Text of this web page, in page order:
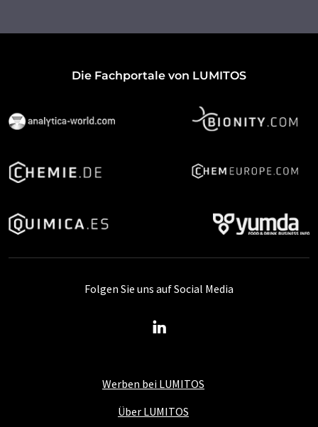
Die Fachportale von LUMITOS
Werben bei LUMITOS
Über LUMITOS
Folgen Sie uns auf Social Media